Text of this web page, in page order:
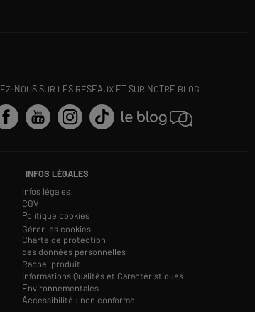
NOUS SUR LES RÉSEAUX ET SUR NOTRE BLOG
INFOS LÉGALES
Infos légales
CGV
Politique cookies
Gérer les cookies
Charte de protection
des données personnelles
Rappel produit
Informations Qualités et Caractéristiques
Environnementales
Accessibilité : non conforme